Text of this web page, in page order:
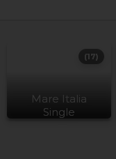
Mare Italia
Single
(17)